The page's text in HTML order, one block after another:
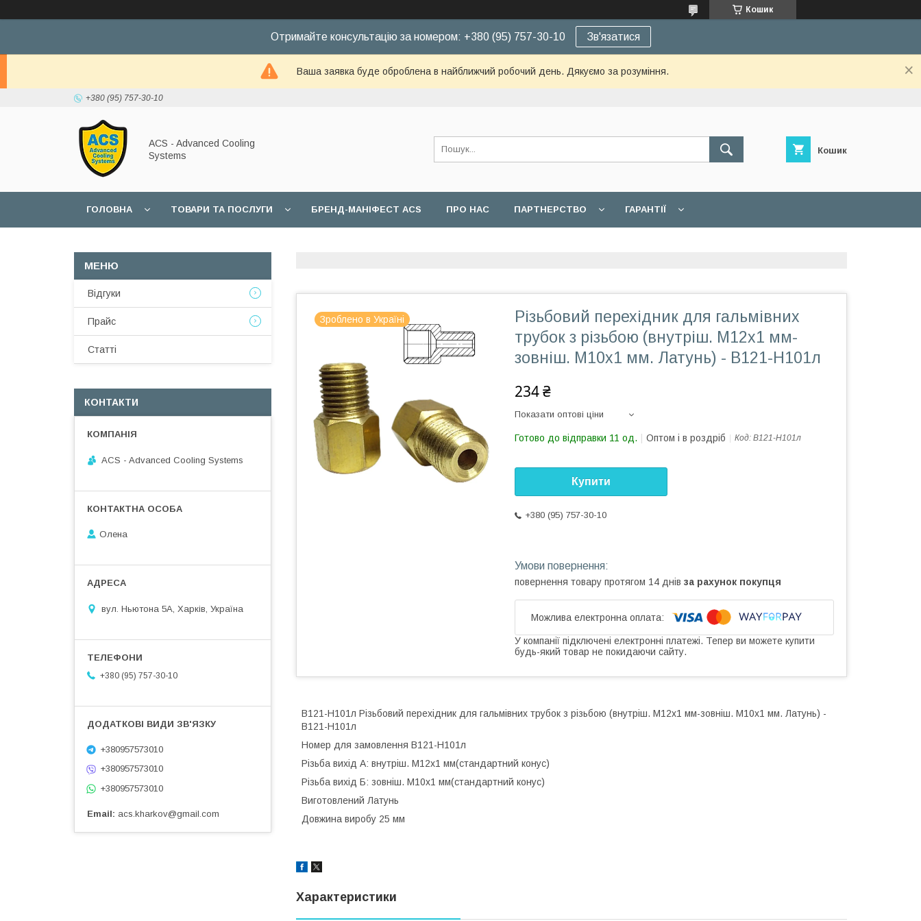
Кошик
Отримайте консультацію за номером: +380 (95) 757-30-10 Зв'язатися
Ваша заявка буде оброблена в найближчий робочий день. Дякуємо за розуміння.
+380 (95) 757-30-10
ACS - Advanced Cooling
Systems
Кошик
ГОЛОВНА ТОВАРИ ТА ПОСЛУГИ БРЕНД-МАНІФЕСТ ACS ПРО НАС ПАРТНЕРСТВО ГАРАНТІЇ
Зроблено в Україні
Різьбовий перехідник для гальмівних
трубок з різьбою (внутріш. М12x1 мм-
зовніш. М10x1 мм. Латунь) - В121-Н101л
234 ₴
Показати оптові ціни
Готово до відправки 11 од. Оптом і в роздріб Код: В121-Н101л
Купити
+380 (95) 757-30-10
повернення товару протягом 14 днів за рахунок покупця
У компанії підключені електронні платежі. Тепер ви можете купити
будь-який товар не покидаючи сайту.
В121-Н101л Різьбовий перехідник для гальмівних трубок з різьбою (внутріш. М12x1 мм-зовніш. М10x1 мм. Латунь) -
В121-Н101л
Номер для замовлення В121-Н101л
Різьба вихід А: внутріш. М12x1 мм(стандартний конус)
Різьба вихід Б: зовніш. М10x1 мм(стандартний конус)
Виготовлений Латунь
Довжина виробу 25 мм
Характеристики
Відгуки
Прайс
Статті
КОНТАКТИ
ACS - Advanced Cooling Systems
Олена
вул. Ньютона 5А, Харків, Україна
+380 (95) 757-30-10
+380957573010
+380957573010
+380957573010
Email acs.kharkov@gmail.com